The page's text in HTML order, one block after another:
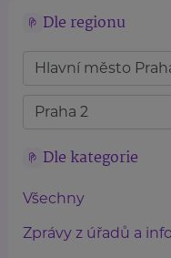
Dle regionu
Dle kategorie
Všechny
Zprávy z úřadů a